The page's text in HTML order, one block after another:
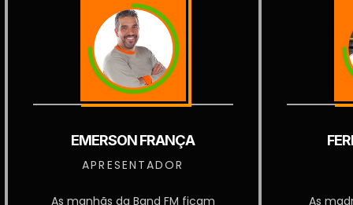
EMERSON FRANÇA
APRESENTADOR
As manhãs da Band FM ficam
As